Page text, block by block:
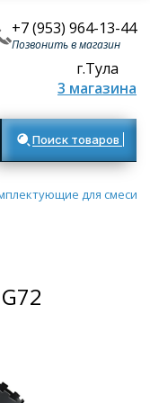
+7 (953) 964-13-44
Позвонить в магазин
г.Тула
3 магазина
Поиск товаров
для